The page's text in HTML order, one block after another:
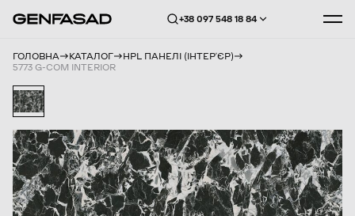
+38 097 548 18 84
ГОЛОВНА КАТАЛОГ
HPL ПАНЕЛІ (ІНТЕРʼЄР)
5773 G-COM INTERIOR